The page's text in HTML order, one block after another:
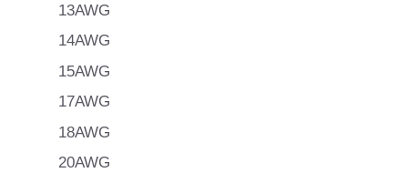
13AWG
14AWG
15AWG
17AWG
18AWG
20AWG